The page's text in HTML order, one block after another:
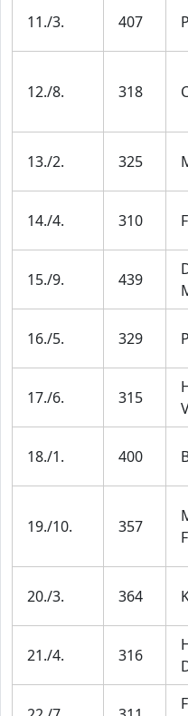
11./3. 407
12./8. 318
13./2. 325
14./4. 310
15./9. 439
16./5. 329
17./6. 315
18./1. 400
19./10. 357
20./3. 364
21./4. 316